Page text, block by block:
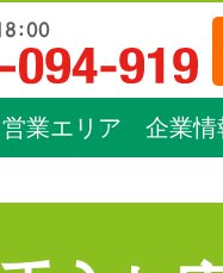
営業エリア 企業情